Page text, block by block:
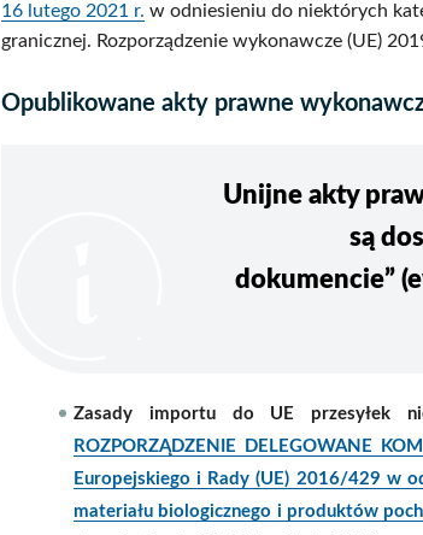
16 lutego 2021 r. w odniesieniu do niektórych
granicznej. Rozporządzenie wykonawcze (UE)
Opublikowane akty prawne
Unijne akty
są
dokumencie”
Zasady importu do UE przesyłek
ROZPORZĄDZENIE DELEGOWANE
Europejskiego i Rady (UE) 2016/429 w
materiału biologicznego i produktów